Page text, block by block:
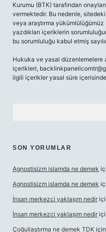
Kurumu (BTK) tarafından
vermektedir. Bu nedenle,
veya araştırma
yazdıkları içeriklerin
bu sorumluluğu kabul etmiş
Hukuka ve yasal düzenlemelere
içerikleri,
ilgili içerikler yasal süre
SON YORUMLAR
Agnostisizm islamda ne demek
Agnostisizm islamda ne demek
İnsan merkezci yaklaşım nedir
İnsan merkezci yaklaşım nedir
Çoğullaştırma ne demek TDK için